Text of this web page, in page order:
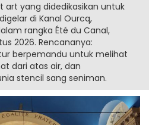
art yang didedikasikan untuk
di Kanal Ourcq,
rangka Été du Canal,
2026. Rencananya:
berpemandu untuk melihat
dari atas air, dan
stencil sang seniman.